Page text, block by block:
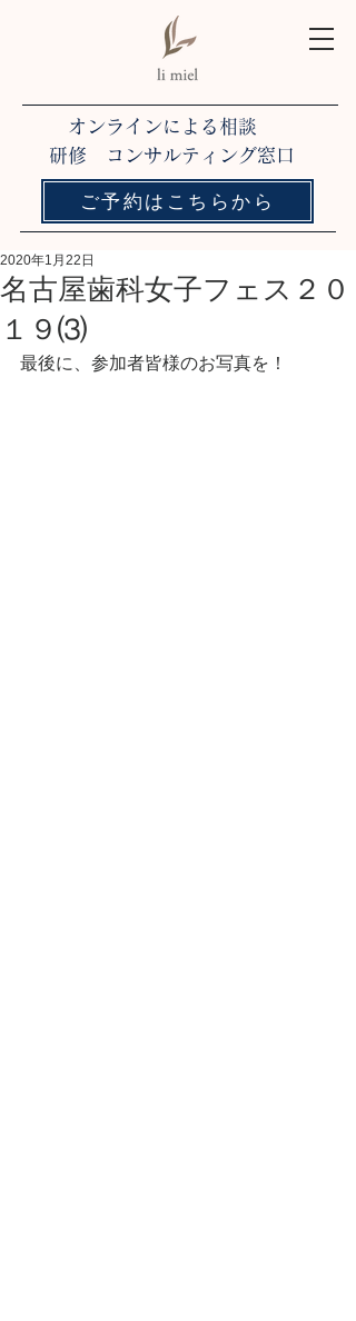
オンラインによる相談
研修 コンサルティング窓口
ご予約はこちらから
名古屋歯科女子フェス２０
１９⑶
2020年1月22日
最後に、参加者皆様のお写真を！